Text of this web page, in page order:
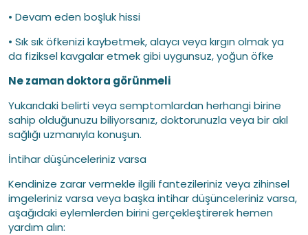
• Devam eden boşluk hissi
• Sık sık öfkenizi kaybetmek, alaycı veya kırgın olmak ya
da fiziksel kavgalar etmek gibi uygunsuz, yoğun öfke
Ne zaman doktora görünmeli
Yukarıdaki belirti veya semptomlardan herhangi birine
sahip olduğunuzu biliyorsanız, doktorunuzla veya bir akıl
sağlığı uzmanıyla konuşun.
İntihar düşünceleriniz varsa
Kendinize zarar vermekle ilgili fantezileriniz veya zihinsel
imgeleriniz varsa veya başka intihar düşünceleriniz varsa,
aşağıdaki eylemlerden birini gerçekleştirerek hemen
yardım alın: